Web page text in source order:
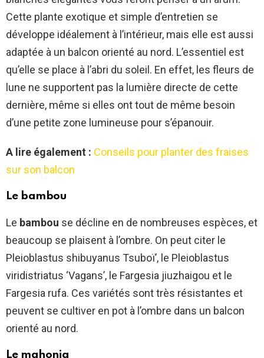
Cette plante exotique et simple d’entretien se
développe idéalement à l’intérieur, mais elle est aussi
adaptée à un balcon orienté au nord. L’essentiel est
qu’elle se place à l’abri du soleil. En effet, les fleurs de
lune ne supportent pas la lumière directe de cette
dernière, même si elles ont tout de même besoin
d’une petite zone lumineuse pour s’épanouir.
A lire également : Conseils pour planter des fraises
sur son balcon
Le bambou
Le bambou se décline en de nombreuses espèces, et
beaucoup se plaisent à l’ombre. On peut citer le
Pleioblastus shibuyanus Tsuboï’, le Pleioblastus
viridistriatus ‘Vagans’, le Fargesia jiuzhaigou et le
Fargesia rufa. Ces variétés sont très résistantes et
peuvent se cultiver en pot à l’ombre dans un balcon
orienté au nord.
Le mahonia